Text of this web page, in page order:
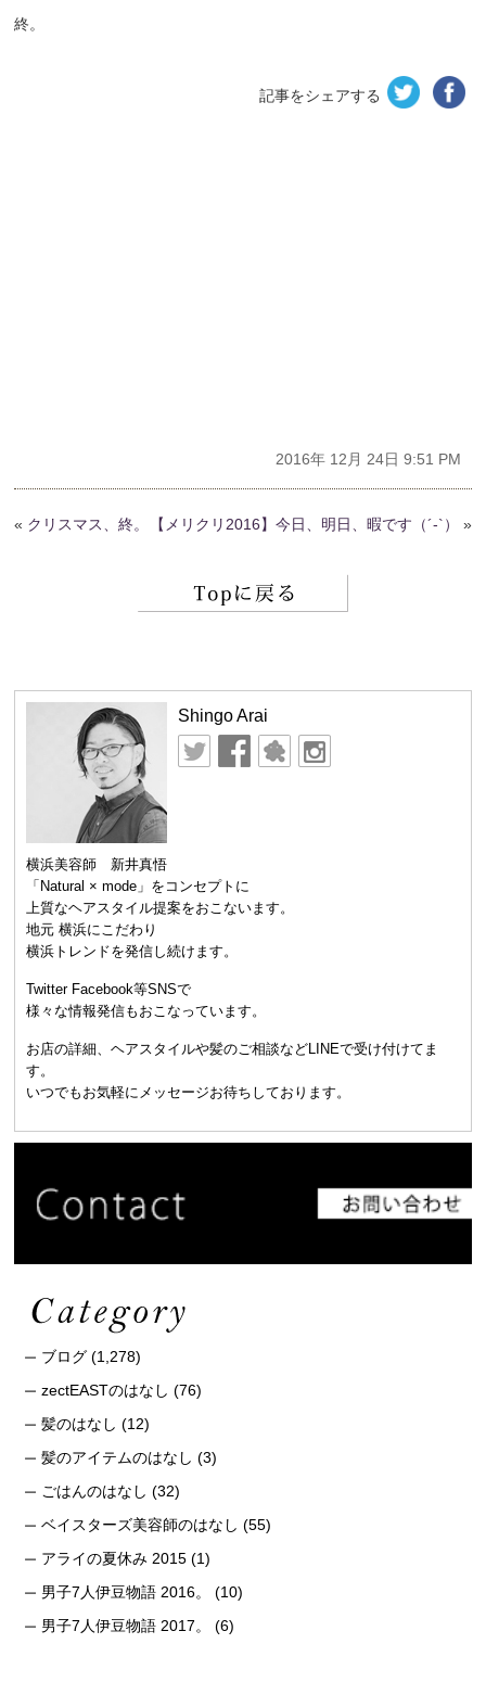
終。
記事をシェアする
2016年 12月 24日 9:51 PM
« クリスマス、終。 【メリクリ2016】今日、明日、暇です（´-`） »
Shingo Arai
横浜美容師 新井真悟
「Natural × mode」をコンセプトに
上質なヘアスタイル提案をおこないます。
地元 横浜にこだわり
横浜トレンドを発信し続けます。
Twitter Facebook等SNSで
様々な情報発信もおこなっています。
お店の詳細、ヘアスタイルや髪のご相談などLINEで受け付けてま
す。
いつでもお気軽にメッセージお待ちしております。
ブログ (1,278)
zectEASTのはなし (76)
髪のはなし (12)
髪のアイテムのはなし (3)
ごはんのはなし (32)
ベイスターズ美容師のはなし (55)
アライの夏休み 2015 (1)
男子7人伊豆物語 2016。
(10)
男子7人伊豆物語 2017。
(6)